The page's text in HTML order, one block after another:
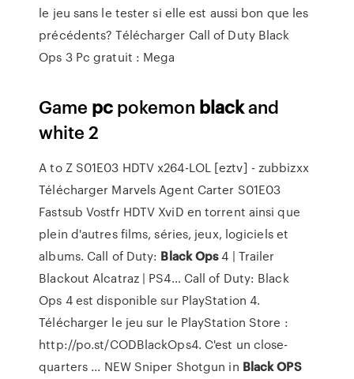
le jeu sans le tester si elle est aussi bon que les
précédents? Télécharger Call of Duty Black
Ops 3 Pc gratuit : Mega
Game pc pokemon blackand
white 2
A to Z S01E03 HDTV x264-LOL [eztv] - zubbizxx
Télécharger Marvels Agent Carter S01E03
Fastsub Vostfr HDTV XviD en torrent ainsi que
plein d'autres films, séries, jeux, logiciels et
albums. Call of Duty: Black Ops4 | Trailer
Blackout Alcatraz | PS4… Call of Duty: Black
Ops 4 est disponible sur PlayStation 4.
Télécharger le jeu sur le PlayStation Store :
http://po.st/CODBlackOps4. C'est un close-
quarters ... NEW Sniper Shotgun in BlackOPS